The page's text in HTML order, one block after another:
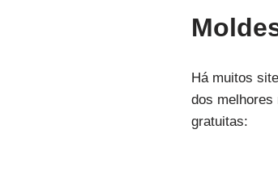
Há muitos
dos melhores
gratuitas: